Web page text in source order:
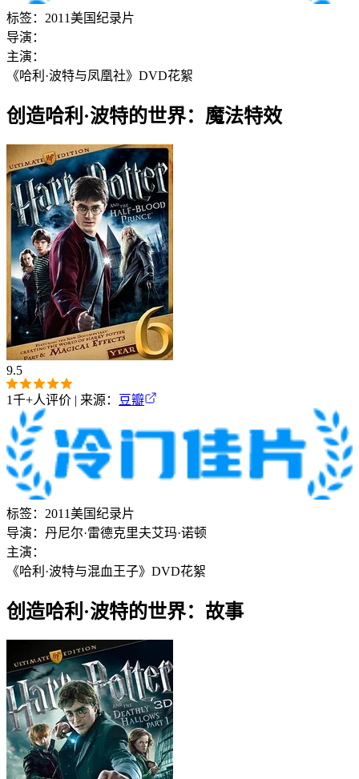
标签： 2011美国纪录片
导演：
主演：
《哈利·波特与凤凰社》DVD花絮
创造哈利·波特的世界：魔法特效
9.5
1千+人评价 | 来源： 豆瓣
标签： 2011美国纪录片
导演： 丹尼尔·雷德克里夫艾玛·诺顿
主演：
《哈利·波特与混血王子》DVD花絮
创造哈利·波特的世界：故事